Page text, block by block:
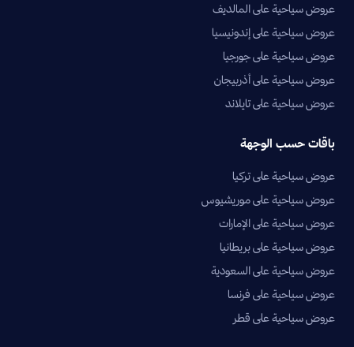
عروض سياحية على المالديف
عروض سياحية على إندونيسيا
عروض سياحية على جورجيا
عروض سياحية على أذربيجان
عروض سياحية على تايلاند
باقات حسب الوجهة
عروض سياحية على تركيا
عروض سياحية على موريشيوس
عروض سياحية على الإمارات
عروض سياحية على بريطانيا
عروض سياحية على السعودية
عروض سياحية على فرنسا
عروض سياحية على قطر